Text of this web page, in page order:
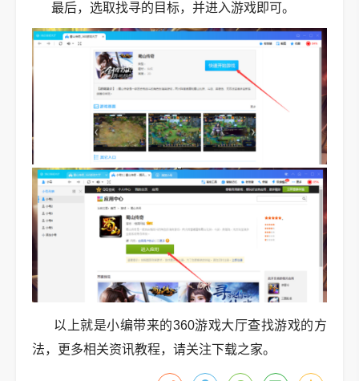
最后，选取找寻的目标，并进入游戏即可。
以上就是小编带来的360游戏大厅查找游戏的方
法，更多相关资讯教程，请关注下载之家。